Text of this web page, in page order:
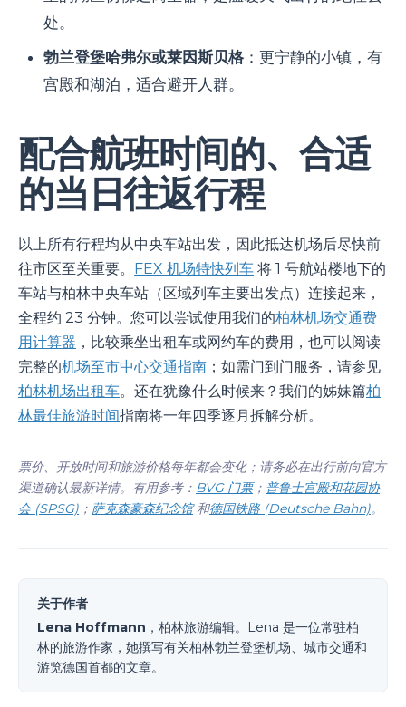
处。
勃兰登堡哈弗尔或莱因斯贝格 ：更宁静的小镇，有
宫殿和湖泊，适合避开人群。
配合航班时间的、合适
的当日往返行程
以上所有行程均从中央车站出发，因此抵达机场后尽快前
往市区至关重要。 FEX 机场特快列车 将 1 号航站楼地下的
车站与柏林中央车站（区域列车主要出发点）连接起来，
全程约 23 分钟。您可以尝试使用我们的柏林机场交通费
用计算器 ，比较乘坐出租车或网约车的费用，也可以阅读
完整的机场至市中心交通指南 ；如需门到门服务，请参见
柏林机场出租车。还在犹豫什么时候来？我们的姊妹篇柏
林最佳旅游时间指南将一年四季逐月拆解分析。
票价、开放时间和旅游价格每年都会变化；请务必在出行前向官方
渠道确认最新详情。有用参考： BVG 门票； 普鲁士宫殿和花园协
会 (SPSG) ； 萨克森豪森纪念馆和德国铁路 (Deutsche Bahn)。
关于作者
Lena Hoffmann ，柏林旅游编辑。Lena 是一位常驻柏
林的旅游作家，她撰写有关柏林勃兰登堡机场、城市交通和
游览德国首都的文章。